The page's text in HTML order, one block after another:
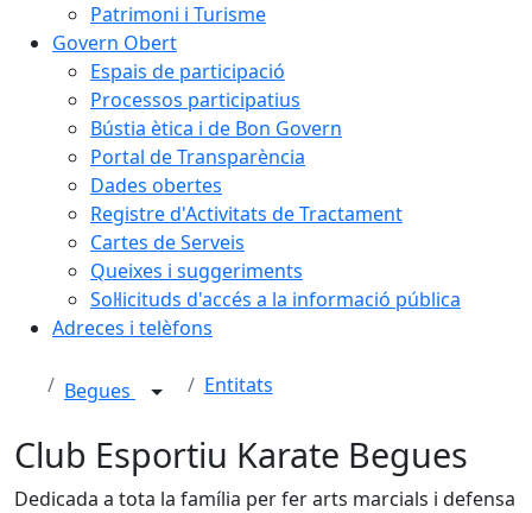
Patrimoni i Turisme
Govern Obert
Espais de participació
Processos participatius
Bústia ètica i de Bon Govern
Portal de Transparència
Dades obertes
Registre d'Activitats de Tractament
Cartes de Serveis
Queixes i suggeriments
Sol·licituds d'accés a la informació pública
Adreces i telèfons
Begues Entitats
Club Esportiu Karate Begues
Dedicada a tota la família per fer arts marcials i defensa